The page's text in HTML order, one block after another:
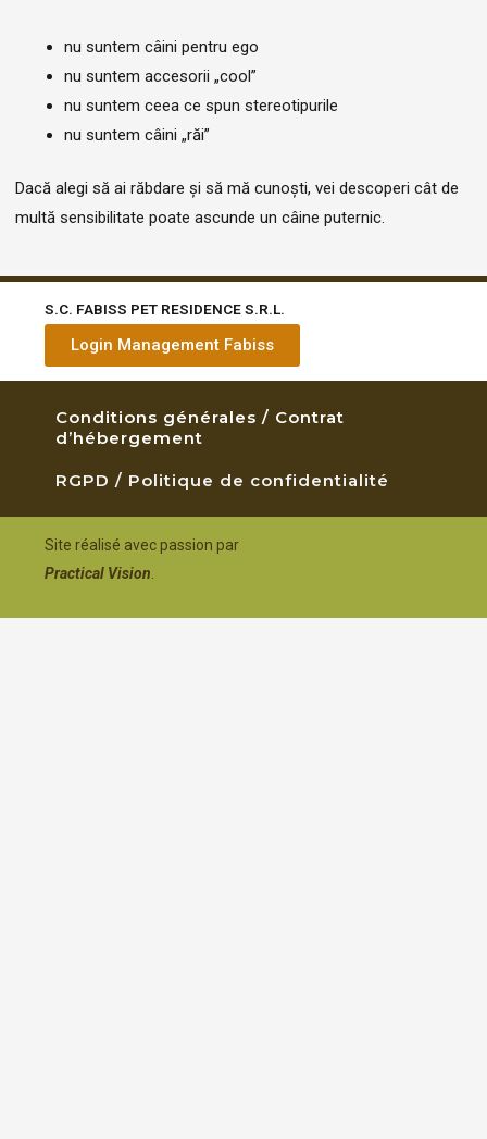
nu suntem câini pentru ego
nu suntem accesorii „cool”
nu suntem ceea ce spun stereotipurile
nu suntem câini „răi”
Dacă alegi să ai răbdare și să mă cunoști, vei descoperi cât de
multă sensibilitate poate ascunde un câine puternic.
S.C. FABISS PET RESIDENCE S.R.L.
Login Management Fabiss
Conditions générales / Contrat
d’hébergement
RGPD / Politique de confidentialité
Site réalisé avec passion par
Practical Vision.